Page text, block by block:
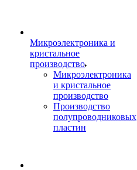
Микроэлектроника и
кристальное
производство
Микроэлектроника
и кристальное
производство
Производство
полупроводниковых
пластин